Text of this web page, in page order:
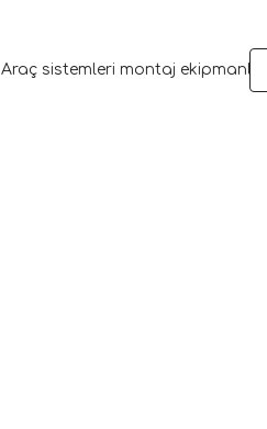
Araç sistemleri montaj ekipmanları